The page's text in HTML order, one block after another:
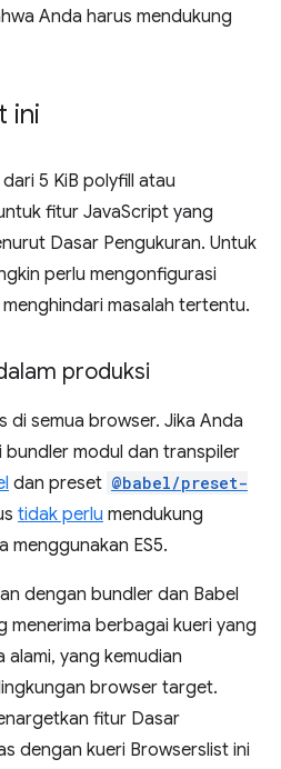
Anda harus mendukung
ini
5 KiB polyfill atau
fitur JavaScript yang
Dasar Pengukuran. Untuk
perlu mengonfigurasi
masalah tertentu.
produksi
di semua browser. Jika Anda
bundler modul dan transpiler
dan preset @babel/preset-
tidak perlu mendukung
menggunakan ES5.
dengan bundler dan Babel
menerima berbagai kueri yang
yang kemudian
browser target.
fitur Dasar
dengan kueri Browserslist ini